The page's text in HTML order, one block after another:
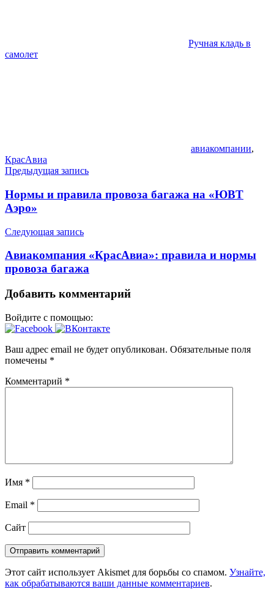
Ручная кладь в
самолет
авиакомпании,
КрасАвиа
Навигация
по
записям
Предыдущая запись
Нормы и правила провоза багажа на «ЮВТ
Аэро»
Следующая запись
Авиакомпания «КрасАвиа»: правила и нормы
провоза багажа
Добавить комментарий
Войдите с помощью:
Ваш адрес email не будет опубликован. Обязательные поля
помечены *
Комментарий *
Имя *
Email *
Сайт
Этот сайт использует Akismet для борьбы со спамом. Узнайте,
как обрабатываются ваши данные комментариев.